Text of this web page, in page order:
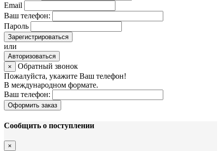
Email
Ваш телефон:
Пароль
Зарегистрироваться
или
Авторизоваться
×
Обратный звонок
Пожалуйста, укажите Ваш телефон!
В международном формате.
Ваш телефон:
Оформить заказ
Сообщить о поступлении
×